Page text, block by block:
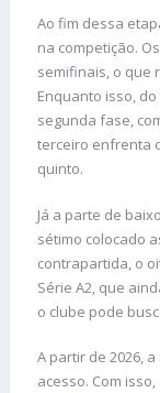
Ao fim dessa
na competição.
semifinais, o que
Enquanto isso,
segunda fase,
terceiro enfrenta
quinto.
Já a parte de
sétimo colocado
contrapartida, o
Série A2, que
o clube pode
A partir de 2026,
acesso. Com